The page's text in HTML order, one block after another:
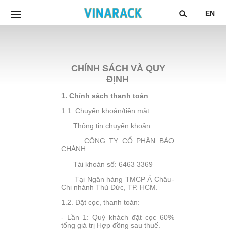
EN
CHÍNH SÁCH VÀ QUY
ĐỊNH
1. Chính sách thanh toán
1.1. Chuyển khoản/tiền mặt:
Thông tin chuyển khoản:
CÔNG TY CỔ PHẦN BẢO
CHÁNH
Tài khoản số: 6463 3369
Tại Ngân hàng TMCP Á Châu-
Chi nhánh Thủ Đức, TP. HCM.
1.2. Đặt cọc, thanh toán:
- Lần 1: Quý khách đặt cọc 60%
tổng giá trị Hợp đồng sau thuế.